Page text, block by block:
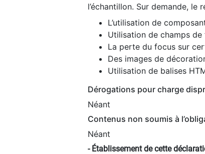
l’échantillon. Sur demande,
L’utilisation de
Utilisation de champs
La perte du focus sur
Des images de
Utilisation de balises
Dérogations pour charge
Néant
Contenus non soumis à
Néant
- Établissement de cette